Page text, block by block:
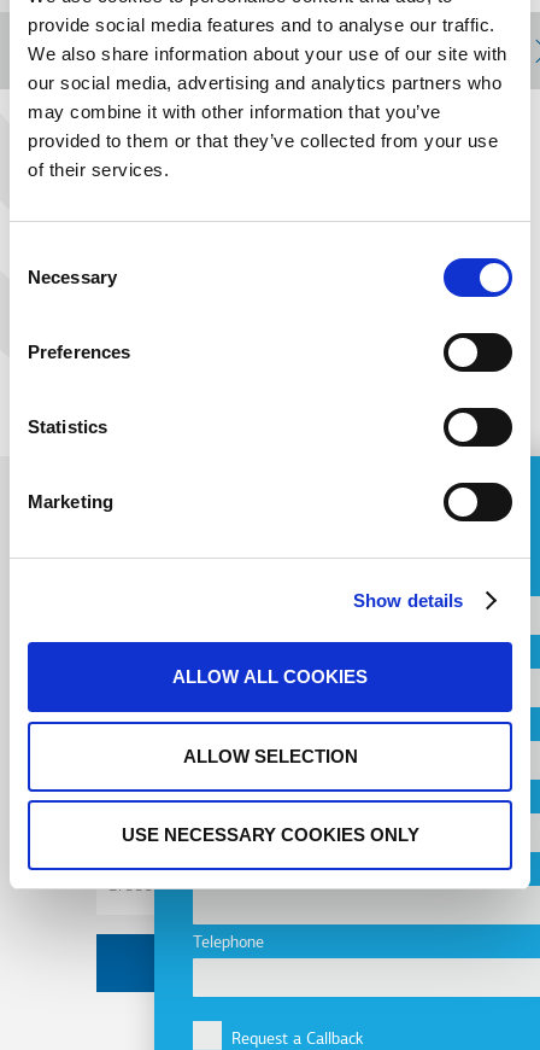
provide social media features and to analyse our traffic.
We also share information about your use of our site with
our social media, advertising and analytics partners who
may combine it with other information that you’ve
provided to them or that they’ve collected from your use
of their services.
Selection
Necessary
Preferences
Statistics
Marketing
Show details
ALLOW ALL COOKIES
ALLOW SELECTION
USE NECESSARY COOKIES ONLY
MORE MORE MORE
ASK FOR A QUOTE
City
Company
Email
Telephone
Request a Callback
Εγγραφείτε στο
Newsletter
Email
Address